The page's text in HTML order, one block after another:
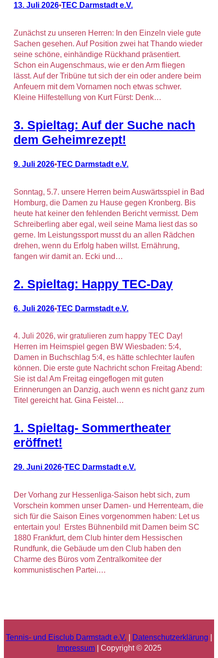
13. Juli 2026•TEC Darmstadt e.V.
Zunächst zu unseren Herren: In den Einzeln viele gute
Sachen gesehen. Auf Position zwei hat Thando wieder
seine schöne, einhändige Rückhand präsentiert.
Schon ein Augenschmaus, wie er den Arm fliegen
lässt. Auf der Tribüne tut sich der ein oder andere beim
Anfeuern mit dem Vornamen noch etwas schwer.
Kleine Hilfestellung von Kurt Fürst: Denk…
3. Spieltag: Auf der Suche nach
dem Geheimrezept!
9. Juli 2026•TEC Darmstadt e.V.
Sonntag, 5.7. unsere Herren beim Auswärtsspiel in Bad
Homburg, die Damen zu Hause gegen Kronberg. Bis
heute hat keiner den fehlenden Bericht vermisst. Dem
Schreiberling aber egal, weil seine Mama liest das so
gerne. Im Leistungssport musst du an allen Rädchen
drehen, wenn du Erfolg haben willst. Ernährung,
fangen wir damit an. Ecki und…
2. Spieltag: Happy TEC-Day
6. Juli 2026•TEC Darmstadt e.V.
4. Juli 2026, wir gratulieren zum happy TEC Day!
Herren im Heimspiel gegen BW Wiesbaden: 5:4,
Damen in Buchschlag 5:4, es hätte schlechter laufen
können. Die erste gute Nachricht schon Freitag Abend:
Sie ist da! Am Freitag eingeflogen mit guten
Erinnerungen an Danzig, auch wenn es nicht ganz zum
Titel gereicht hat. Gina Feistel…
1. Spieltag- Sommertheater
eröffnet!
29. Juni 2026•TEC Darmstadt e.V.
Der Vorhang zur Hessenliga-Saison hebt sich, zum
Vorschein kommen unser Damen- und Herrenteam, die
sich für die Saison Eines vorgenommen haben: Let us
entertain you! Erstes Bühnenbild mit Damen beim SC
1880 Frankfurt, dem Club hinter dem Hessischen
Rundfunk, die Gebäude um den Club haben den
Charme des Büros vom Zentralkomitee der
kommunistischen Partei.…
Tennis- und Eisclub Darmstadt e.V. Datenschutzerklärung
Impressum| Copyright © 2025